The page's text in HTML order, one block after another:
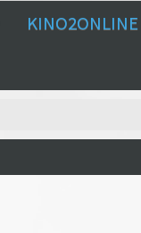
KINO2ONLINE